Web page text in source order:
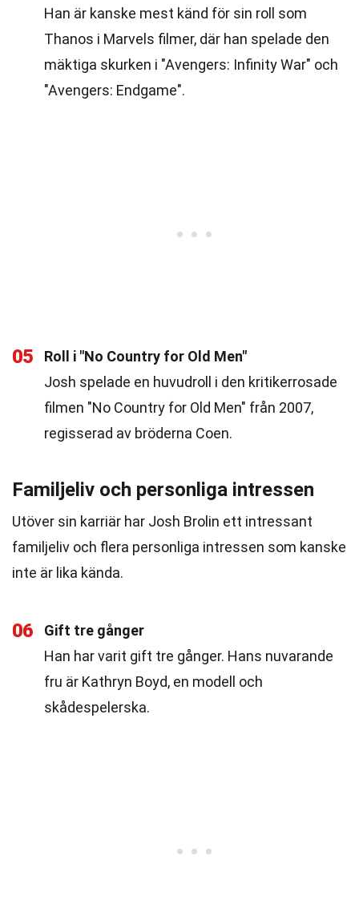
Han är kanske mest känd för sin roll som
Thanos i Marvels filmer, där han spelade den
mäktiga skurken i "Avengers: Infinity War" och
"Avengers: Endgame".
05
Roll i "No Country for Old Men"
Josh spelade en huvudroll i den kritikerrosade
filmen "No Country for Old Men" från 2007,
regisserad av bröderna Coen.
Familjeliv och personliga intressen
Utöver sin karriär har Josh Brolin ett intressant
familjeliv och flera personliga intressen som kanske
inte är lika kända.
06
Gift tre gånger
Han har varit gift tre gånger. Hans nuvarande
fru är Kathryn Boyd, en modell och
skådespelerska.